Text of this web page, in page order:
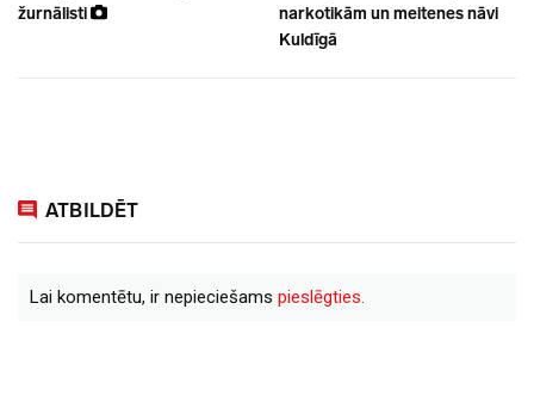
žurnālisti
narkotikām un meitenes nāvi
Kuldīgā
ATBILDĒT
Lai komentētu, ir nepieciešams pieslēgties.